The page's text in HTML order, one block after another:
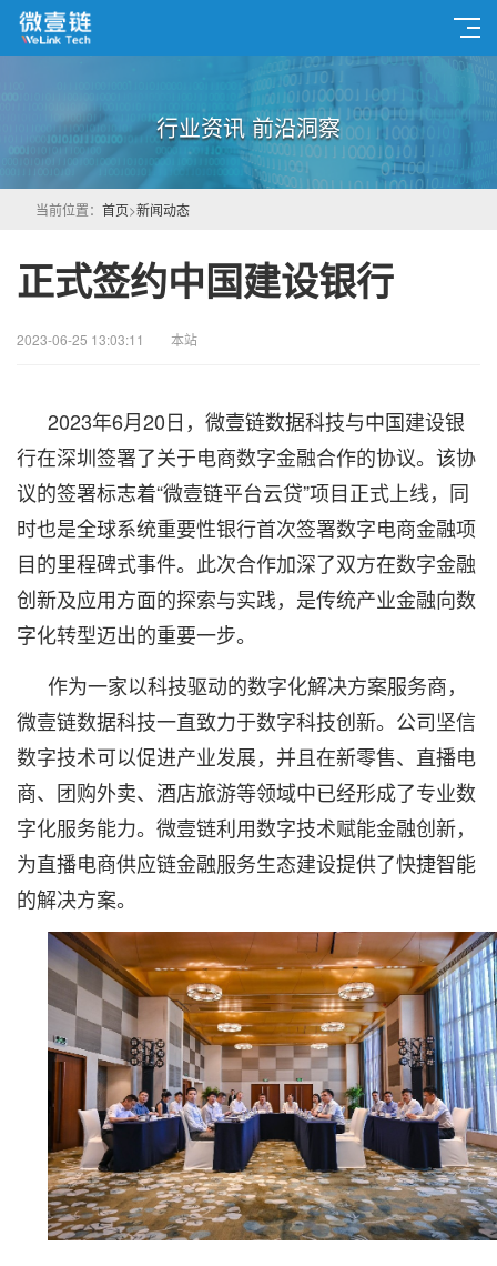
行业资讯 前沿洞察
当前位置： 首页>新闻动态
正式签约中国建设银行
2023-06-25 13:03:11 本站
2023年6月20日，微壹链数据科技与中国建设银
行在深圳签署了关于电商数字金融合作的协议。该协
议的签署标志着“微壹链平台云贷”项目正式上线，同
时也是全球系统重要性银行首次签署数字电商金融项
目的里程碑式事件。此次合作加深了双方在数字金融
创新及应用方面的探索与实践，是传统产业金融向数
字化转型迈出的重要一步。
作为一家以科技驱动的数字化解决方案服务商，
微壹链数据科技一直致力于数字科技创新。公司坚信
数字技术可以促进产业发展，并且在新零售、直播电
商、团购外卖、酒店旅游等领域中已经形成了专业数
字化服务能力。微壹链利用数字技术赋能金融创新，
为直播电商供应链金融服务生态建设提供了快捷智能
的解决方案。